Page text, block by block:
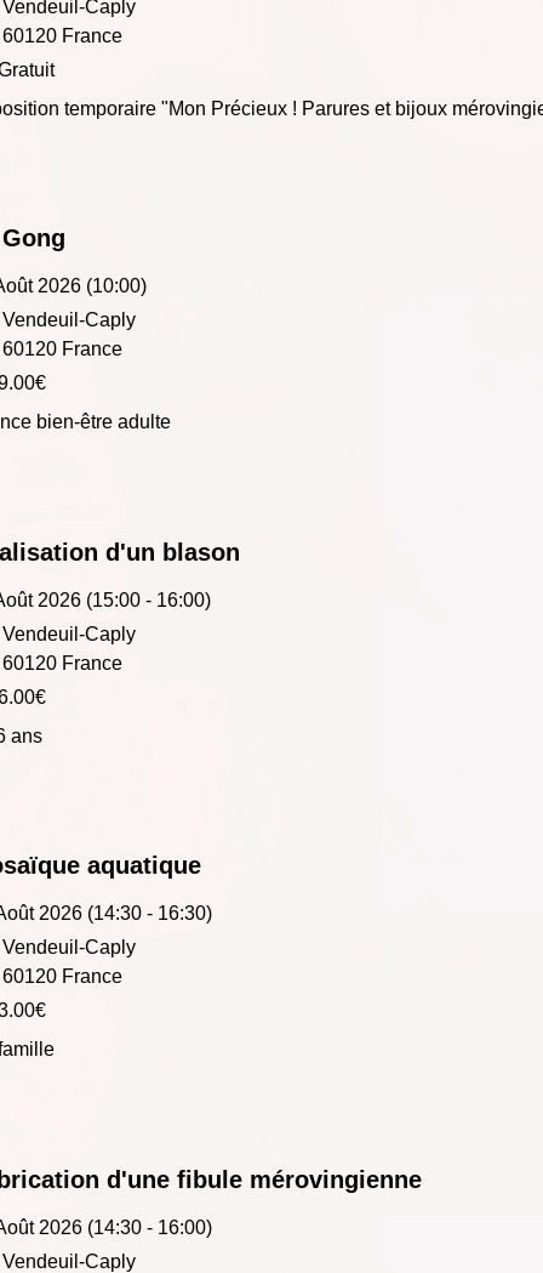
Vendeuil-Caply
60120 France
temporaire "Mon Précieux ! Parures et bijoux
2026 (10:00)
Vendeuil-Caply
60120 France
bien-être adulte
d'un blason
2026 (15:00 - 16:00)
Vendeuil-Caply
60120 France
ans
aquatique
2026 (14:30 - 16:30)
Vendeuil-Caply
60120 France
d'une fibule mérovingienne
2026 (14:30 - 16:00)
Vendeuil-Caply